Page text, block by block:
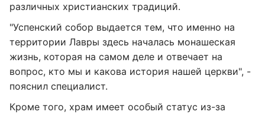
различных христианских традиций.
"Успенский собор выдается тем, что именно на
территории Лавры здесь началась монашеская
жизнь, которая на самом деле и отвечает на
вопрос, кто мы и какова история нашей церкви", -
пояснил специалист.
Кроме того, храм имеет особый статус из-за